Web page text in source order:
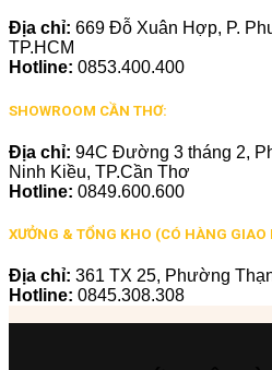
Địa chỉ: 669 Đỗ Xuân Hợp, P.
TP.HCM
Hotline: 0853.400.400
SHOWROOM CẦN THƠ:
Địa chỉ: 94C Đường 3 tháng 2,
Ninh Kiều, TP.Cần Thơ
Hotline: 0849.600.600
XƯỞNG & TỔNG KHO (CÓ HÀNG GIAO
Địa chỉ: 361 TX 25, Phường
Hotline: 0845.308.308